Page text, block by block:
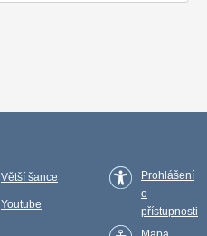
Větší šance
Youtube
Prohlášení
o
přístupnosti